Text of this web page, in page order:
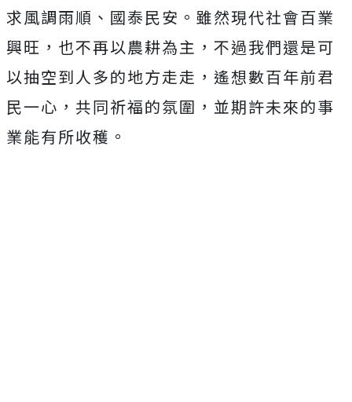
求風調雨順、國泰民安。雖然現代社會百業
興旺，也不再以農耕為主，不過我們還是可
以抽空到人多的地方走走，遙想數百年前君
民一心，共同祈福的氛圍，並期許未來的事
業能有所收穫。